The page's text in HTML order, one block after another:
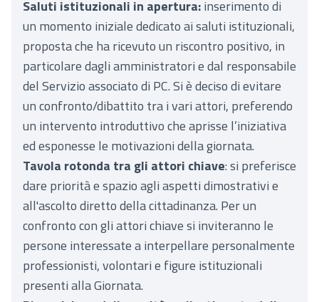
Saluti istituzionali in apertura:inserimento di
un momento iniziale dedicato aisaluti istituzionali,
proposta che ha ricevuto un riscontro positivo, in
particolare dagli amministratori e dal responsabile
del Servizio associato di PC. Si è deciso di evitare
un confronto/dibattito tra i vari attori, preferendo
un intervento introduttivo che aprisse l’iniziativa
ed esponesse le motivazioni della giornata.
Tavola rotonda tra gli attori chiave: si preferisce
dare priorità e spazio agli aspetti dimostrativi e
all'ascolto diretto della cittadinanza. Per un
confronto con gli attori chiave si inviteranno le
persone interessate a interpellare personalmente
professionisti, volontari e figure istituzionali
presenti alla Giornata.